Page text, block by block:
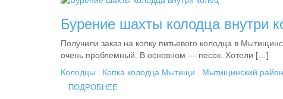
Бурение шахты колодца внутри
Получили заказ на копку питьевого колодца в
очень проблемный. В основном — песок. Хотели […]
Колодцы . Копка колодца Мытищи . Мытищинский район
ПОДРОБНЕЕ